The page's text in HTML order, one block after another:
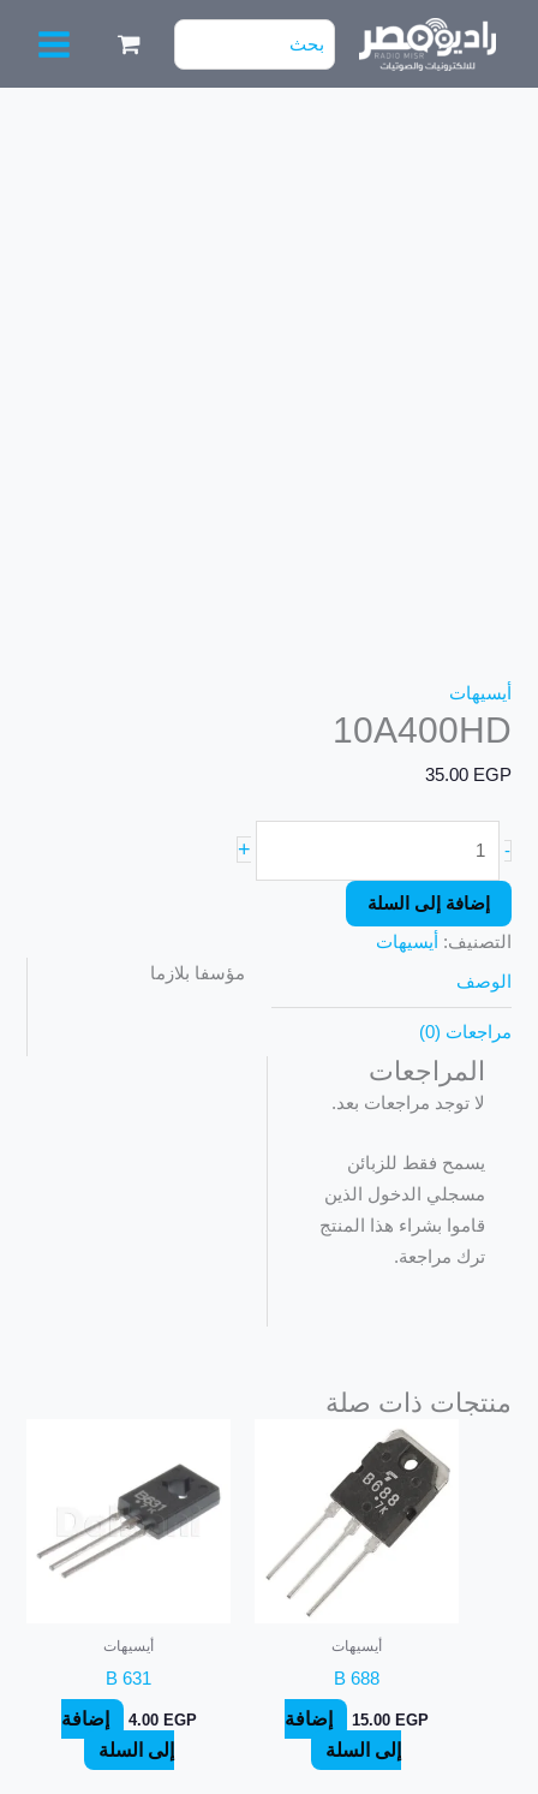
البحث
عن:
أيسيهات
10A400HD
35.00 EGP
-
+
إضافة إلى السلة
التصنيف:
أيسيهات
الوصف
مراجعات (0)
مؤسفا بلازما
المراجعات
لا توجد مراجعات بعد.
يسمح فقط للزبائن
مسجلي الدخول الذين
قاموا بشراء هذا المنتج
ترك مراجعة.
منتجات ذات صلة
أيسيهات
B 688
15.00 EGP
إضافة
إلى السلة
أيسيهات
B 631
4.00 EGP
إضافة
إلى السلة